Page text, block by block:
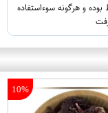
و هرگونه سوءاستفاده
10%